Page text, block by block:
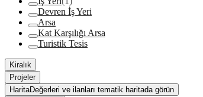
Devren İş Yeri
Arsa
Kat Karşılığı Arsa
Turistik Tesis
Kiralık
Projeler
HaritaDeğerleri ve ilanları tematik haritada görün